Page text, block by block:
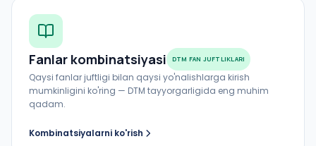
Fanlar kombinatsiyasi DTM FAN JUFTLIKLARI
Qaysi fanlar juftligi bilan qaysi yo'nalishlarga kirish
mumkinligini ko'ring — DTM tayyorgarligida eng muhim
qadam.
Kombinatsiyalarni ko'rish